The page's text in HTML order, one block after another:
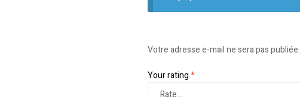
Votre adresse e-mail ne sera pas publiée.
Your rating*